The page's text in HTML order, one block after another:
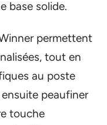
base solide.
permettent
tout en
au poste
peaufiner
touche